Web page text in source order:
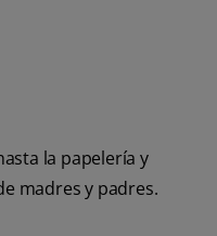
la papelería y
madres y padres.